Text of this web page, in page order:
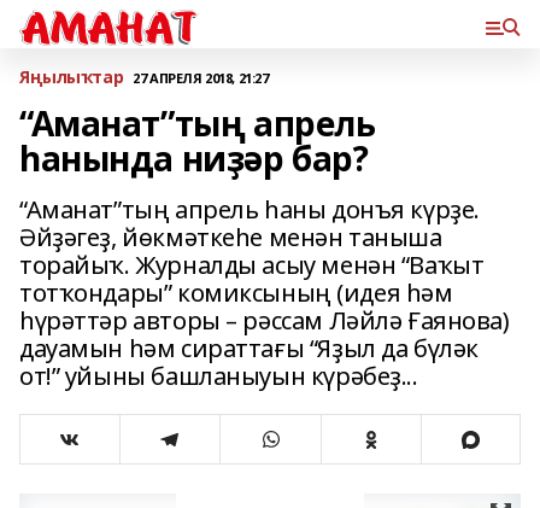
Яңылыҡтар 27 АПРЕЛЯ 2018, 21:27
“Аманат”тың апрель
һанында ниҙәр бар?
“Аманат”тың апрель һаны донъя күрҙе.
Әйҙәгеҙ, йөкмәткеһе менән таныша
торайыҡ. Журналды асыу менән “Ваҡыт
тотҡондары” комиксының (идея һәм
һүрәттәр авторы – рәссам Ләйлә Ғаянова)
дауамын һәм сираттағы “Яҙыл да бүләк
от!” уйыны башланыуын күрәбеҙ...